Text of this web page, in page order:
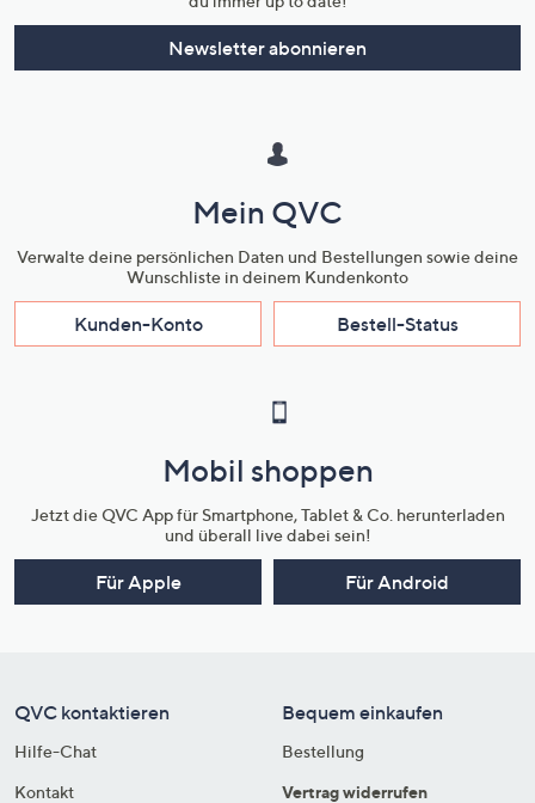
Newsletter abonnieren
Mein QVC
Verwalte deine persönlichen Daten und Bestellungen sowie deine
Wunschliste in deinem Kundenkonto
Kunden-Konto Bestell-Status
Mobil shoppen
Jetzt die QVC App für Smartphone, Tablet & Co. herunterladen
und überall live dabei sein!
Für Apple Für Android
QVC kontaktieren
Hilfe-Chat
Kontakt
Bequem einkaufen
Bestellung
Vertrag widerrufen